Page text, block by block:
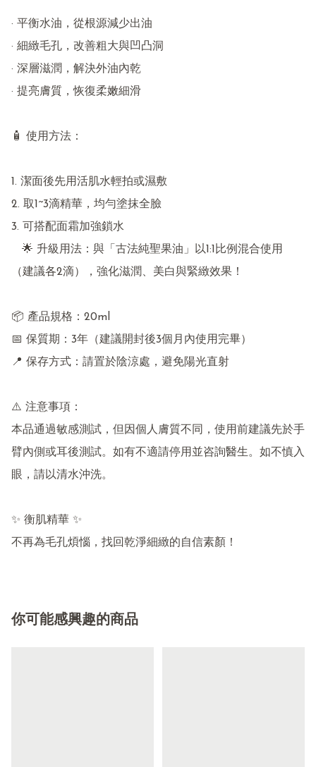
· 平衡水油，從根源減少出油
· 細緻毛孔，改善粗大與凹凸洞
· 深層滋潤，解決外油內乾
· 提亮膚質，恢復柔嫩細滑
🧴 使用方法：
1. 潔面後先用活肌水輕拍或濕敷
2. 取1~3滴精華，均勻塗抹全臉
3. 可搭配面霜加強鎖水
（建議各2滴），強化滋潤、美白與緊緻效果！
📦 產品規格：20ml
📅 保質期：3年（建議開封後3個月內使用完畢）
📍 保存方式：請置於陰涼處，避免陽光直射
⚠️ 注意事項：
本品通過敏感測試，但因個人膚質不同，使用前建議先於手
臂內側或耳後測試。如有不適請停用並咨詢醫生。如不慎入
眼，請以清水沖洗。
✨ 衡肌精華 ✨
不再為毛孔煩惱，找回乾淨細緻的自信素顏！
你可能感興趣的商品